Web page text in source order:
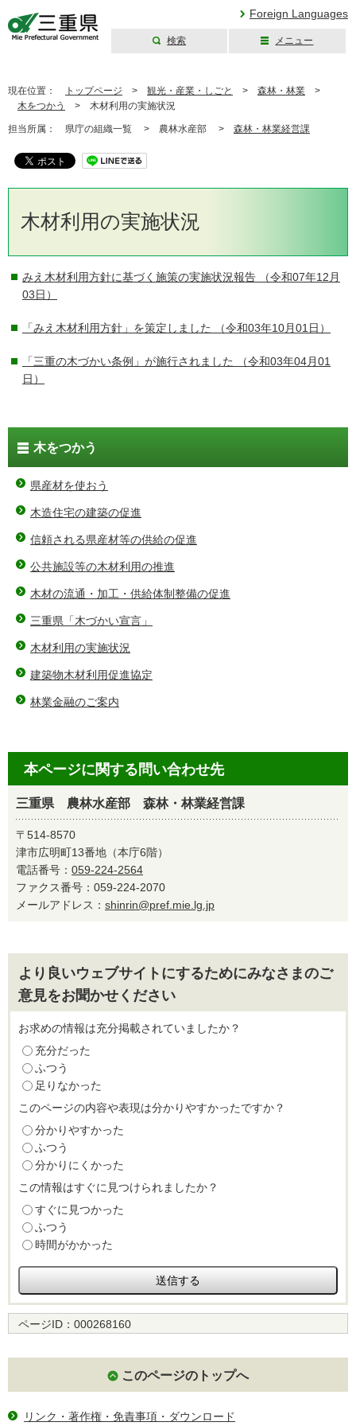
Foreign Languages
検索 メニュー
現在位置： トップページ > 観光・産業・しごと > 森林・林業 >
木をつかう
> 木材利用の実施状況
担当所属： 県庁の組織一覧 > 農林水産部 > 森林・林業経営課
木材利用の実施状況
みえ木材利用方針に基づく施策の実施状況報告 （令和07年12月
03日）
「みえ木材利用方針」を策定しました （令和03年10月01日）
「三重の木づかい条例」が施行されました
（令和03年04月01
日）
木をつかう
県産材を使おう
木造住宅の建築の促進
信頼される県産材等の供給の促進
公共施設等の木材利用の推進
木材の流通・加工・供給体制整備の促進
三重県「木づかい宣言」
木材利用の実施状況
建築物木材利用促進協定
林業金融のご案内
本ページに関する問い合わせ先
三重県 農林水産部 森林・林業経営課
〒514-8570
津市広明町13番地（本庁6階）
電話番号： 059-224-2564
ファクス番号：059-224-2070
メールアドレス： shinrin@pref.mie.lg.jp
より良いウェブサイトにするためにみなさまのご
意見をお聞かせください
お求めの情報は充分掲載されていましたか？
充分だった
ふつう
足りなかった
このページの内容や表現は分かりやすかったですか？
分かりやすかった
ふつう
分かりにくかった
この情報はすぐに見つけられましたか？
すぐに見つかった
ふつう
時間がかかった
ページID： 000268160
このページのトップへ
リンク・著作権・免責事項・ダウンロード